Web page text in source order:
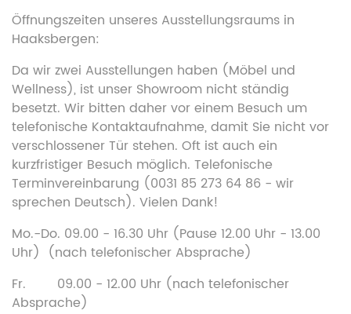
Öffnungszeiten unseres Ausstellungsraums in
Haaksbergen:
Da wir zwei Ausstellungen haben (Möbel und
Wellness), ist unser Showroom nicht ständig
besetzt. Wir bitten daher vor einem Besuch um
telefonische Kontaktaufnahme, damit Sie nicht vor
verschlossener Tür stehen. Oft ist auch ein
kurzfristiger Besuch möglich. Telefonische
Terminvereinbarung (0031 85 273 64 86 - wir
sprechen Deutsch). Vielen Dank!
Mo.-Do. 09.00 - 16.30 Uhr (Pause 12.00 Uhr - 13.00
Uhr) (nach telefonischer Absprache)
Fr. 09.00 - 12.00 Uhr (nach telefonischer
Absprache)